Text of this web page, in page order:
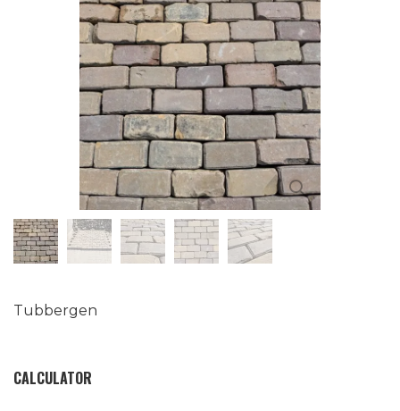
Tubbergen
CALCULATOR